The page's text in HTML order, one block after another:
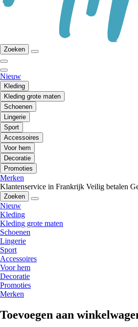
Zoeken
Nieuw
Kleding
Kleding grote maten
Schoenen
Lingerie
Sport
Accessoires
Voor hem
Decoratie
Promoties
Merken
Klantenservice in Frankrijk Veilig betalen
Zoeken
Nieuw
Kleding
Kleding grote maten
Schoenen
Lingerie
Sport
Accessoires
Voor hem
Decoratie
Promoties
Merken
Toevoegen aan